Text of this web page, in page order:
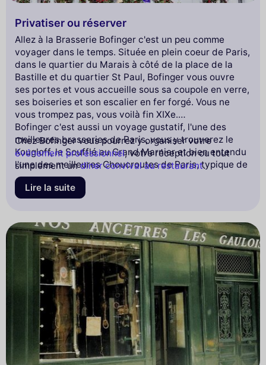
Privatiser ou réserver
Allez à la Brasserie Bofinger c'est un peu comme
voyager dans le temps. Située en plein coeur de Paris,
dans le quartier du Marais à côté de la place de la
Bastille et du quartier St Paul, Bofinger vous ouvre
ses portes et vous accueille sous sa coupole en verre,
ses boiseries et son escalier en fer forgé. Vous ne
vous trompez pas, vous voilà fin XIXe.
Bofinger c'est aussi un voyage gustatif, l'une des
meilleures brasseries de Paris, vous y trouverez le
Kougloff, le Soufflé au Grand Marnier et bien entendu
l'une des meilleures Choucroutes de Paris, typique de
l'Alsace.
Chez Bofinger vous pourrez y organiser votre
événement professionnel, votre réception ou tout
simplement undiner convival au restaurant.
Lire la suite